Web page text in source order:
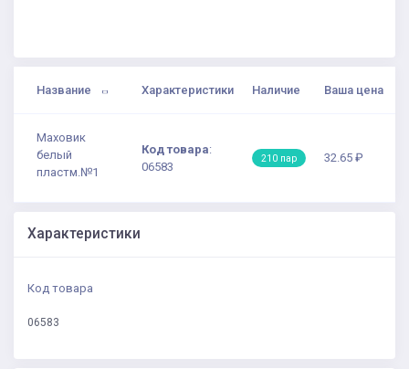
Название Характеристики Наличие Ваша цена
Маховик
белый
пластм.№1
Код товара:
06583
210 пар 32.65 ₽
Характеристики
Код товара
06583